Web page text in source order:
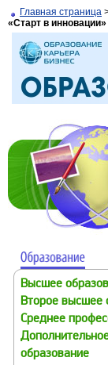
Главная страница
«Старт в инновации»
Высшее
Второе высшее
Среднее
образование